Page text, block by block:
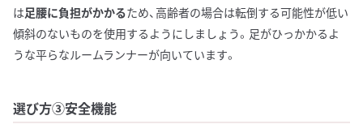
は足腰に負担がかかるため、高齢者の場合は転倒する可能性が低い
傾斜のないものを使用するようにしましょう。足がひっかかるよ
うな平らなルームランナーが向いています。
選び方③安全機能